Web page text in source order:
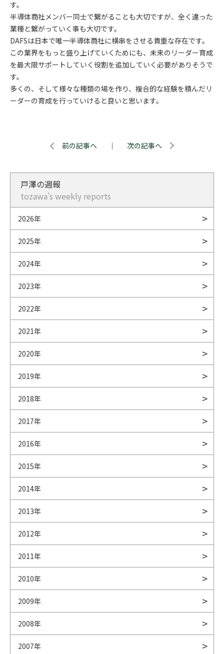
す。
半導体商社メンバー同士で繋がることも大切ですが、全く違った
業種と繋がっていく事も大切です。
DAFSは日本で唯一半導体商社に横串をさせる貴重な存在です。
この業界をもっと盛り上げていくためにも、未来のリーダー育成
を最大限サポートしていく役割を追加していく必要がありそうで
す。
多くの、そして様々な種類の場を作り、複合的な経験を積んだリ
ーダーの育成を行っていけると良いと思います。
前の記事へ ｜ 次の記事へ
戸澤の週報
tozawa's weekly reports
2026年
2025年
2024年
2023年
2022年
2021年
2020年
2019年
2018年
2017年
2016年
2015年
2014年
2013年
2012年
2011年
2010年
2009年
2008年
2007年